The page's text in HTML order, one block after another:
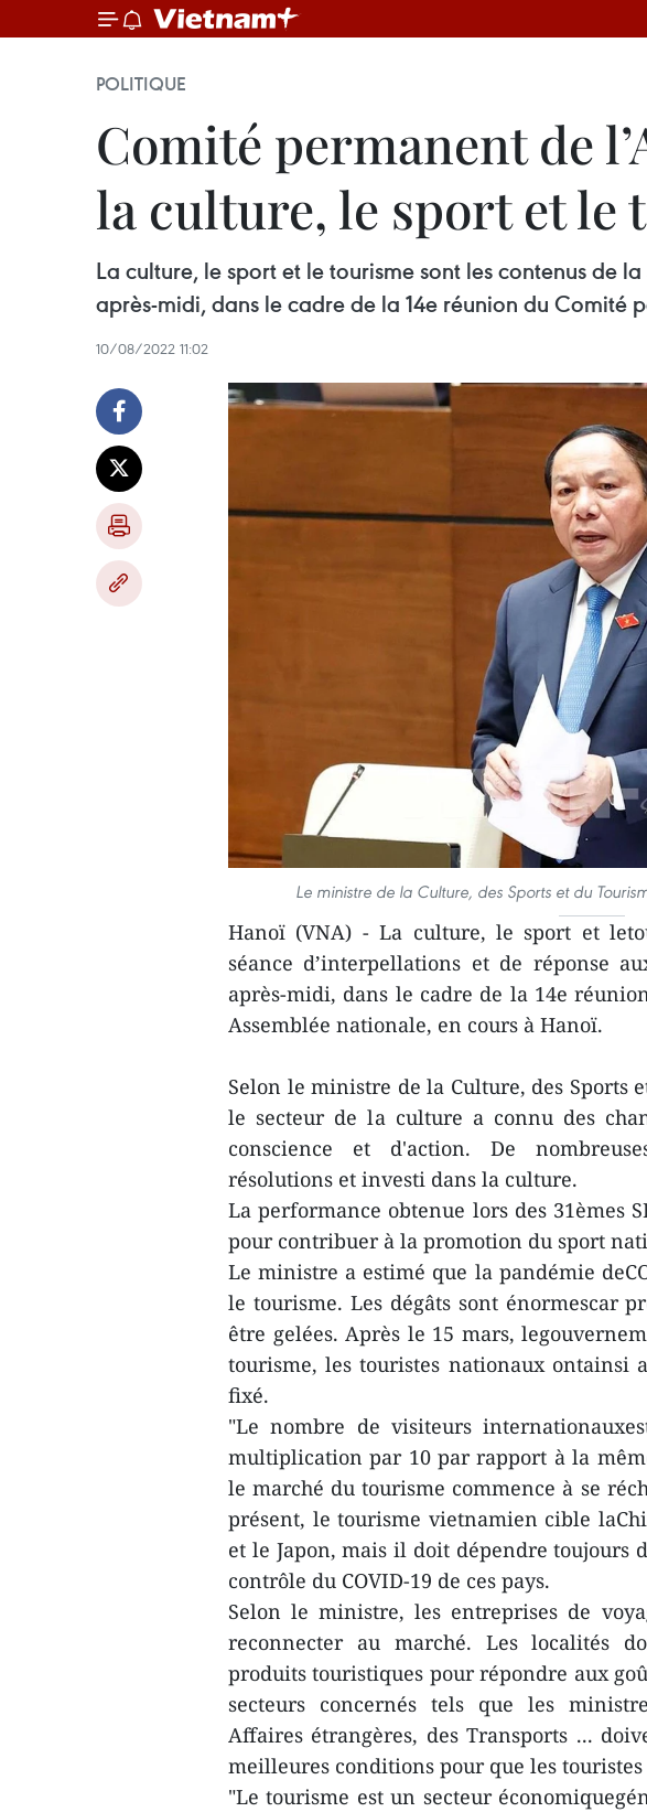
POLITIQUE
Comité permanent de
la culture, le sport et le
La culture, le sport et le tourisme sont les contenus de
après-midi, dans le cadre de la 14e réunion du Comité
10/08/2022 11:02
Le ministre de la Culture, des Sports et du
Hanoï (VNA) - La culture, le sport et
séance d’interpellations et de réponse
après-midi, dans le cadre de la 14e
Assemblée nationale, en cours à Hanoï.
Selon le ministre de la Culture, des Sports
le secteur de la culture a connu des
conscience et d'action. De
résolutions et investi dans la culture.
La performance obtenue lors des 31èmes
pour contribuer à la promotion du sport
Le ministre a estimé que la pandémie
le tourisme. Les dégâts sont énormescar
être gelées. Après le 15 mars,
tourisme, les touristes nationaux ontainsi
fixé.
"Le nombre de visiteurs
multiplication par 10 par rapport à la
le marché du tourisme commence à se
présent, le tourisme vietnamien cible
et le Japon, mais il doit dépendre toujours
contrôle du COVID-19 de ces pays.
Selon le ministre, les entreprises de
reconnecter au marché. Les localités
produits touristiques pour répondre aux
secteurs concernés tels que les
Affaires étrangères, des Transports ...
meilleures conditions pour que les
"Le tourisme est un secteur